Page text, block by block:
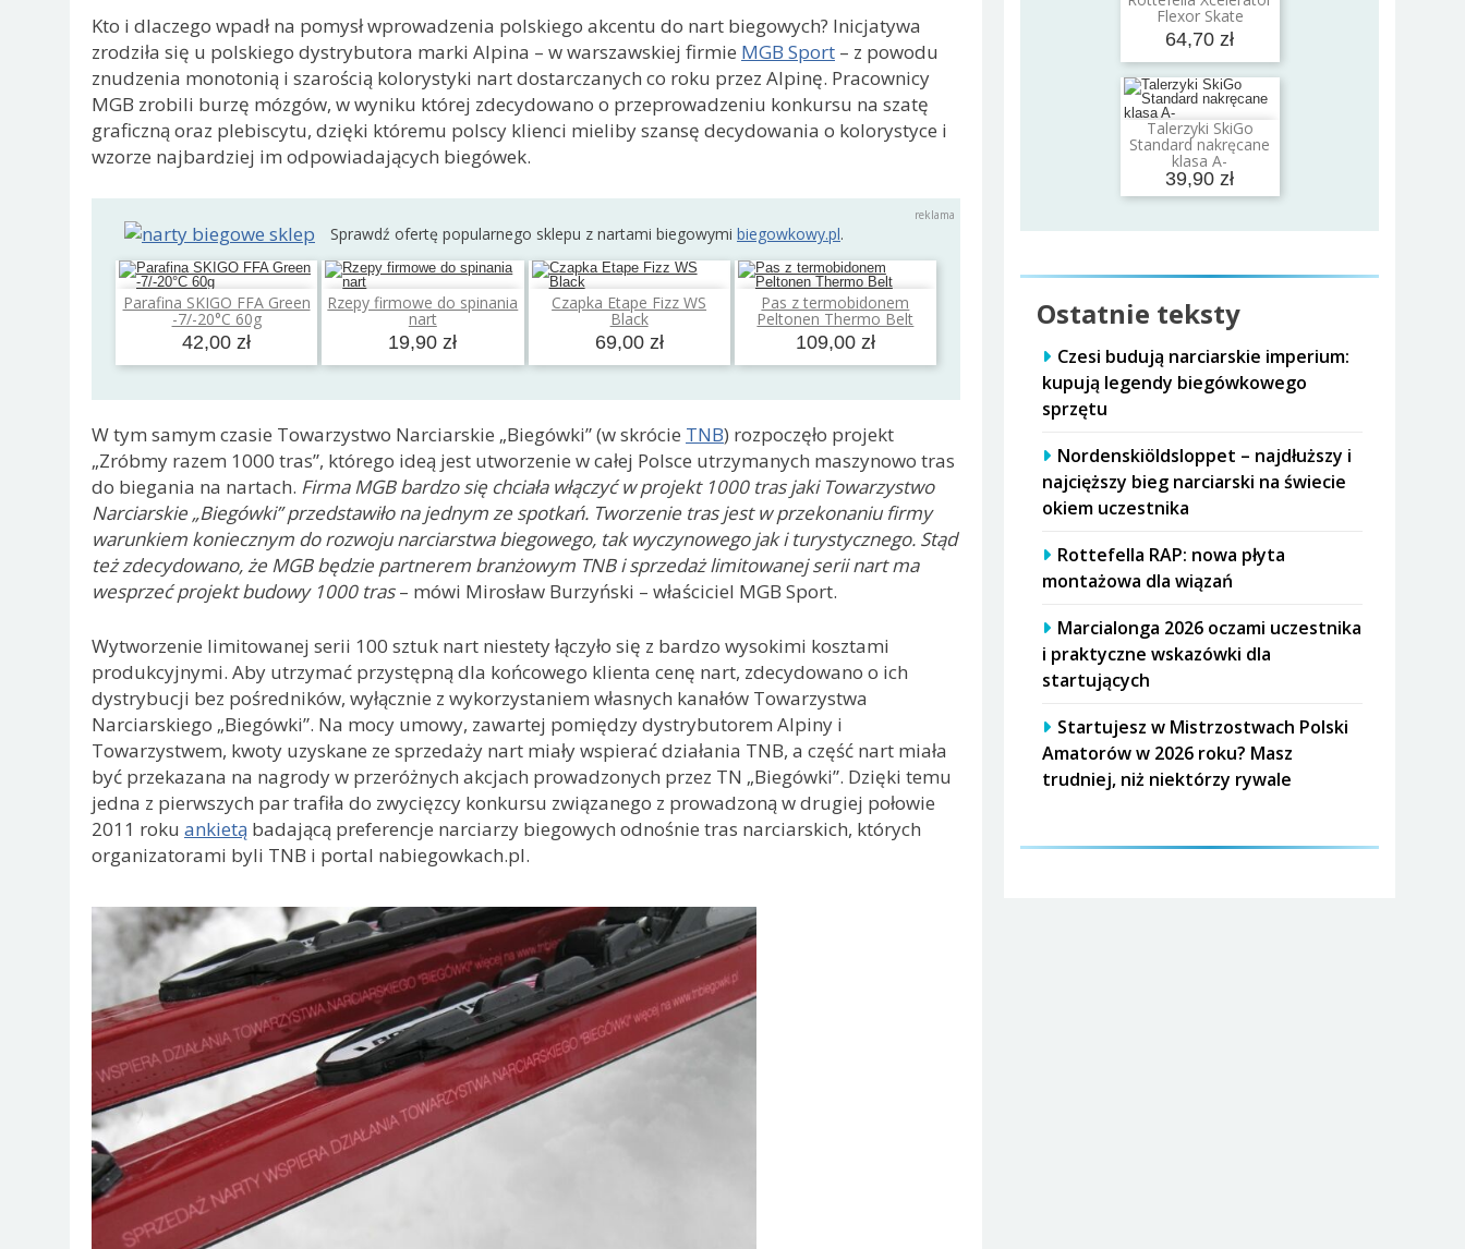
Kto i dlaczego wpadł na pomysł wprowadzenia polskiego akcentu do nart biegowych? Inicjatywa
zrodziła się u polskiego dystrybutora marki Alpina – w warszawskiej firmie MGB Sport – z powodu
znudzenia monotonią i szarością kolorystyki nart dostarczanych co roku przez Alpinę. Pracownicy
MGB zrobili burzę mózgów, w wyniku której zdecydowano o przeprowadzeniu konkursu na szatę
graficzną oraz plebiscytu, dzięki któremu polscy klienci mieliby szansę decydowania o kolorystyce i
wzorze najbardziej im odpowiadających biegówek.
Sprawdź ofertę popularnego sklepu z nartami biegowymi biegowkowy.pl.
Parafina SKIGO FFA Green
-7/-20°C 60g
42,00 zł
Dodaj do koszyka Rzepy firmowe do spinania
nart
19,90 zł
Dodaj do koszyka Czapka Etape Fizz WS
Black
69,00 zł
Dodaj do koszyka Pas z termobidonem
Peltonen Thermo Belt
109,00 zł
Dodaj do koszyka
W tym samym czasie Towarzystwo Narciarskie „Biegówki” (w skrócie TNB) rozpoczęło projekt
„Zróbmy razem 1000 tras”, którego ideą jest utworzenie w całej Polsce utrzymanych maszynowo tras
do biegania na nartach. Firma MGB bardzo się chciała włączyć w projekt 1000 tras jaki Towarzystwo
Narciarskie „Biegówki” przedstawiło na jednym ze spotkań. Tworzenie tras jest w przekonaniu firmy
warunkiem koniecznym do rozwoju narciarstwa biegowego, tak wyczynowego jak i turystycznego. Stąd
też zdecydowano, że MGB będzie partnerem branżowym TNB i sprzedaż limitowanej serii nart ma
wesprzeć projekt budowy 1000 tras– mówi Mirosław Burzyński – właściciel MGB Sport.
Wytworzenie limitowanej serii 100 sztuk nart niestety łączyło się z bardzo wysokimi kosztami
produkcyjnymi. Aby utrzymać przystępną dla końcowego klienta cenę nart, zdecydowano o ich
dystrybucji bez pośredników, wyłącznie z wykorzystaniem własnych kanałów Towarzystwa
Narciarskiego „Biegówki”. Na mocy umowy, zawartej pomiędzy dystrybutorem Alpiny i
Towarzystwem, kwoty uzyskane ze sprzedaży nart miały wspierać działania TNB, a część nart miała
być przekazana na nagrody w przeróżnych akcjach prowadzonych przez TN „Biegówki”. Dzięki temu
jedna z pierwszych par trafiła do zwycięzcy konkursu związanego z prowadzoną w drugiej połowie
2011 roku ankietą badającą preferencje narciarzy biegowych odnośnie tras narciarskich, których
organizatorami byli TNB i portal nabiegowkach.pl.
Flexor Skate
64,70 zł
Talerzyki SkiGo
Standard nakręcane
klasa A-
39,90 zł
Dodaj do koszyka
Ostatnie teksty
Czesi budują narciarskie imperium:
kupują legendy biegówkowego
sprzętu
Nordenskiöldsloppet – najdłuższy i
najcięższy bieg narciarski na świecie
okiem uczestnika
Rottefella RAP: nowa płyta
montażowa dla wiązań
Marcialonga 2026 oczami uczestnika
i praktyczne wskazówki dla
startujących
Startujesz w Mistrzostwach Polski
Amatorów w 2026 roku? Masz
trudniej, niż niektórzy rywale